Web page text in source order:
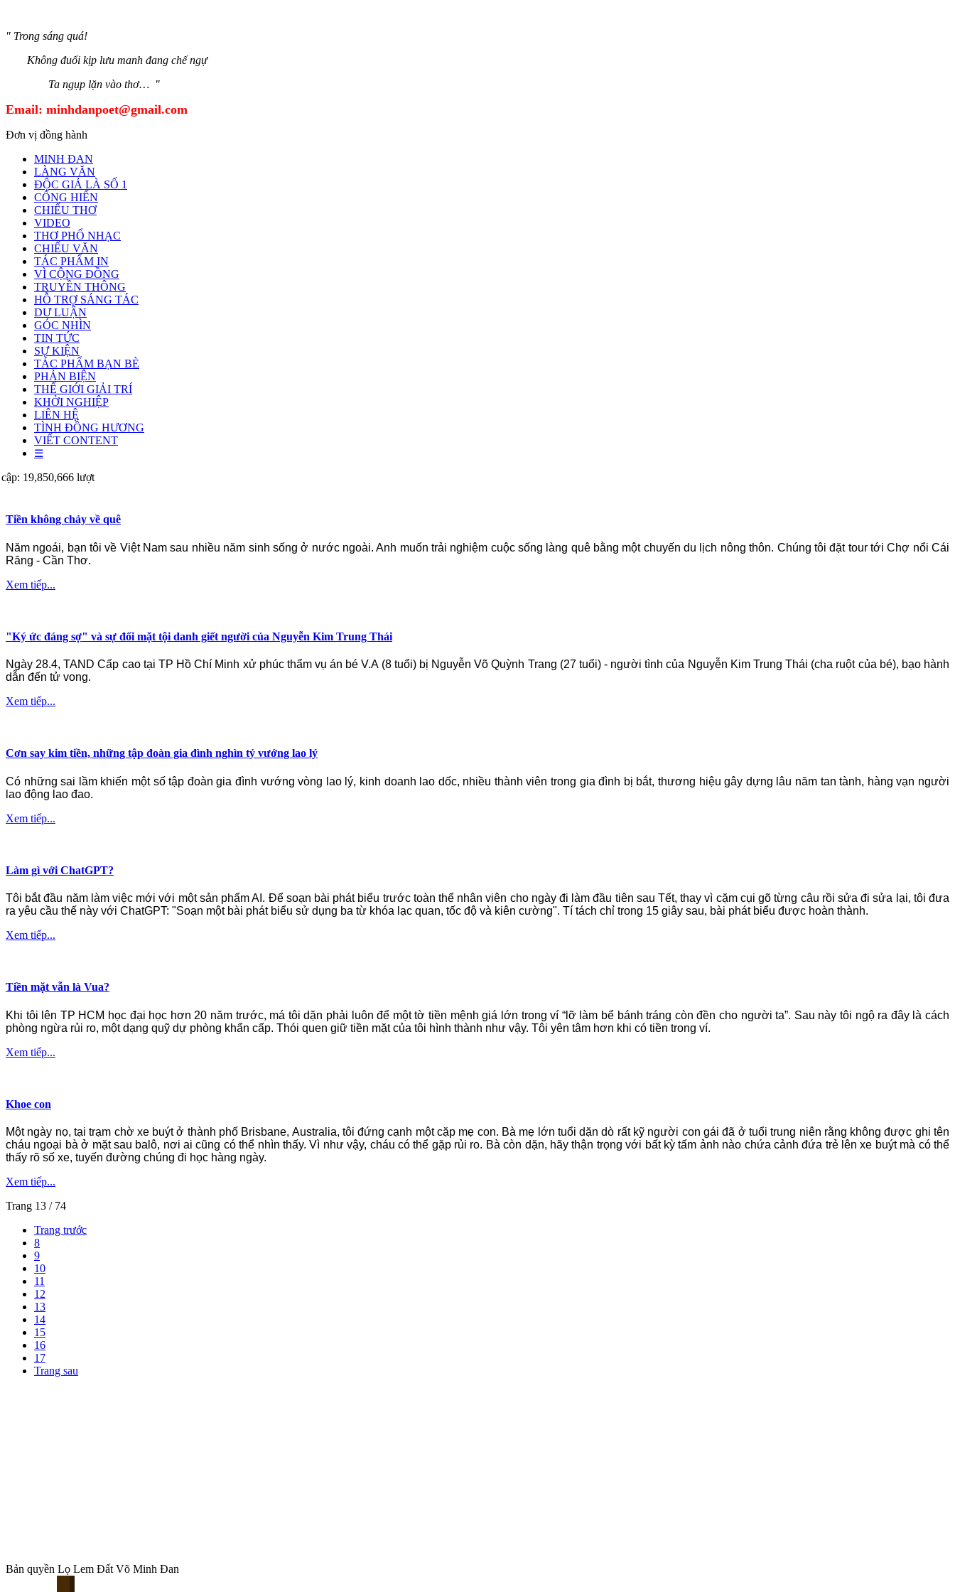
" Trong sáng quá!
Không đuổi kịp lưu manh đang chế ngự
Ta ngụp lặn vào thơ… "
Email: minhdanpoet@gmail.com
Đơn vị đồng hành
MINH ĐAN
LÀNG VĂN
ĐỘC GIẢ LÀ SỐ 1
CỐNG HIẾN
CHIẾU THƠ
VIDEO
THƠ PHỔ NHẠC
CHIẾU VĂN
TÁC PHẨM IN
VÌ CỘNG ĐỒNG
TRUYỀN THÔNG
HỖ TRỢ SÁNG TÁC
DƯ LUẬN
GÓC NHÌN
TIN TỨC
SỰ KIỆN
TÁC PHẨM BẠN BÈ
PHẢN BIỆN
THẾ GIỚI GIẢI TRÍ
KHỞI NGHIỆP
LIÊN HỆ
TÌNH ĐỒNG HƯƠNG
VIẾT CONTENT
☰
19,850,666 lượt
Tiền không chảy về quê
Năm ngoái, bạn tôi về Việt Nam sau nhiều năm sinh sống ở nước ngoài. Anh muốn trải nghiệm cuộc sống làng quê bằng một chuyến du lịch nông thôn. Chúng tôi đặt tour tới Chợ nổi Cái
Răng - Cần Thơ.
Xem tiếp...
"Ký ức đáng sợ" và sự đối mặt tội danh giết người của Nguyễn Kim Trung Thái
Ngày 28.4, TAND Cấp cao tại TP Hồ Chí Minh xử phúc thẩm vụ án bé V.A (8 tuổi) bị Nguyễn Võ Quỳnh Trang (27 tuổi) - người tình của Nguyễn Kim Trung Thái (cha ruột của bé), bạo hành
dẫn đến tử vong.
Xem tiếp...
Cơn say kim tiền, những tập đoàn gia đình nghìn tỷ vướng lao lý
Có những sai lầm khiến một số tập đoàn gia đình vướng vòng lao lý, kinh doanh lao dốc, nhiều thành viên trong gia đình bị bắt, thương hiệu gây dựng lâu năm tan tành, hàng vạn người
lao động lao đao.
Xem tiếp...
Làm gì với ChatGPT?
Tôi bắt đầu năm làm việc mới với một sản phẩm AI. Để soạn bài phát biểu trước toàn thể nhân viên cho ngày đi làm đầu tiên sau Tết, thay vì cặm cụi gõ từng câu rồi sửa đi sửa lại, tôi đưa
ra yêu cầu thế này với ChatGPT: "Soạn một bài phát biểu sử dụng ba từ khóa lạc quan, tốc độ và kiên cường". Tí tách chỉ trong 15 giây sau, bài phát biểu được hoàn thành.
Xem tiếp...
Tiền mặt vẫn là Vua?
Khi tôi lên TP HCM học đại học hơn 20 năm trước, má tôi dặn phải luôn để một tờ tiền mệnh giá lớn trong ví “lỡ làm bể bánh tráng còn đền cho người ta”. Sau này tôi ngộ ra đây là cách
phòng ngừa rủi ro, một dạng quỹ dự phòng khẩn cấp. Thói quen giữ tiền mặt của tôi hình thành như vậy. Tôi yên tâm hơn khi có tiền trong ví.
Xem tiếp...
Khoe con
Một ngày nọ, tại trạm chờ xe buýt ở thành phố Brisbane, Australia, tôi đứng cạnh một cặp mẹ con. Bà mẹ lớn tuổi dặn dò rất kỹ người con gái đã ở tuổi trung niên rằng không được ghi tên
cháu ngoại bà ở mặt sau balô, nơi ai cũng có thể nhìn thấy. Vì như vậy, cháu có thể gặp rủi ro. Bà còn dặn, hãy thận trọng với bất kỳ tấm ảnh nào chứa cảnh đứa trẻ lên xe buýt mà có thể
thấy rõ số xe, tuyến đường chúng đi học hàng ngày.
Xem tiếp...
Trang 13 / 74
Trang trước
8
9
10
11
12
13
14
15
16
17
Trang sau
Bản quyền Lọ Lem Đất Võ Minh Đan